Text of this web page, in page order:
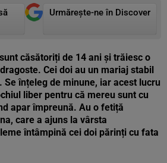
Urmărește-ne în Discover
căsătoriți de 14 ani și trăiesc o
Cei doi au un mariaj stabil
înțeleg de minune, iar acest lucru
liber pentru că mereu sunt cu
apar împreună. Au o fetiță
care a ajuns la vârsta
întâmpină cei doi părinți cu fata